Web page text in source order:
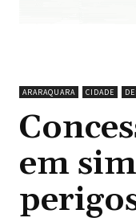
ARARAQUARA CIDADE
em